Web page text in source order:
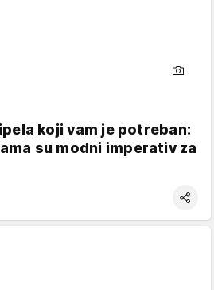
koji vam je potreban:
su modni imperativ za